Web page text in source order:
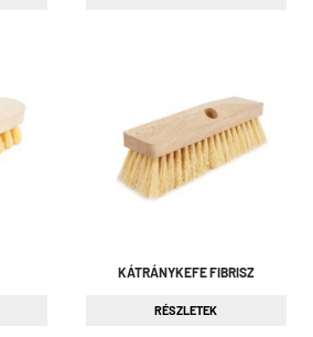
KÁTRÁNYKEFE FIBRISZ
RÉSZLETEK